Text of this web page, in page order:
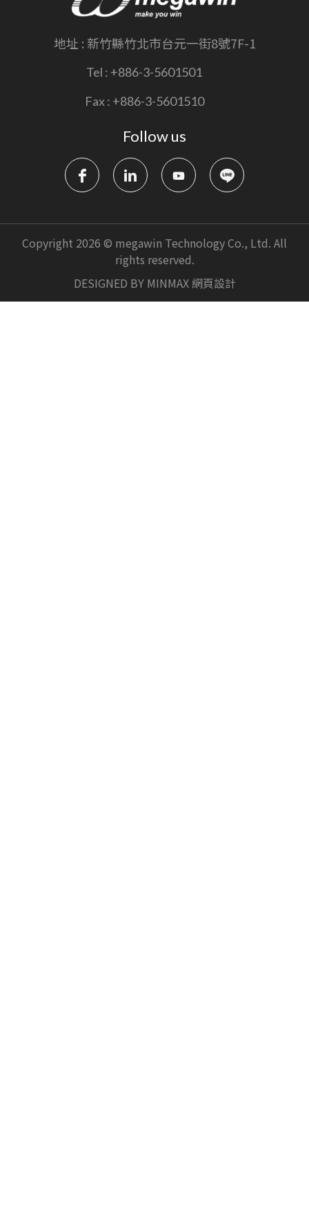
地址 : 新竹縣竹北市台元一街8號7F-1
Tel : +886-3-5601501
Fax : +886-3-5601510
Follow us
Copyright 2026 © megawin Technology Co., Ltd. All
rights reserved.
DESIGNED BY MINMAX 網頁設計